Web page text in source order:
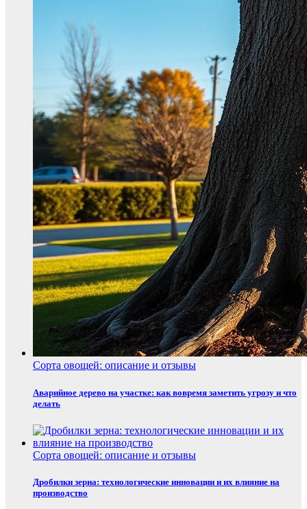
Сорта овощей: описание и отзывы
Аварийное дерево на участке: как вовремя заметить угрозу и что
делать
Сорта овощей: описание и отзывы
Дробилки зерна: технологические инновации и их влияние на
производство